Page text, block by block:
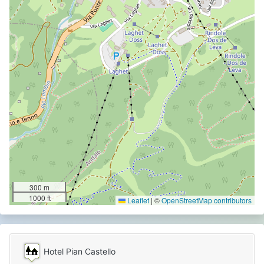
300 m
1000 ft
Leaflet | ©OpenStreetMap contributors
Hotel Pian Castello